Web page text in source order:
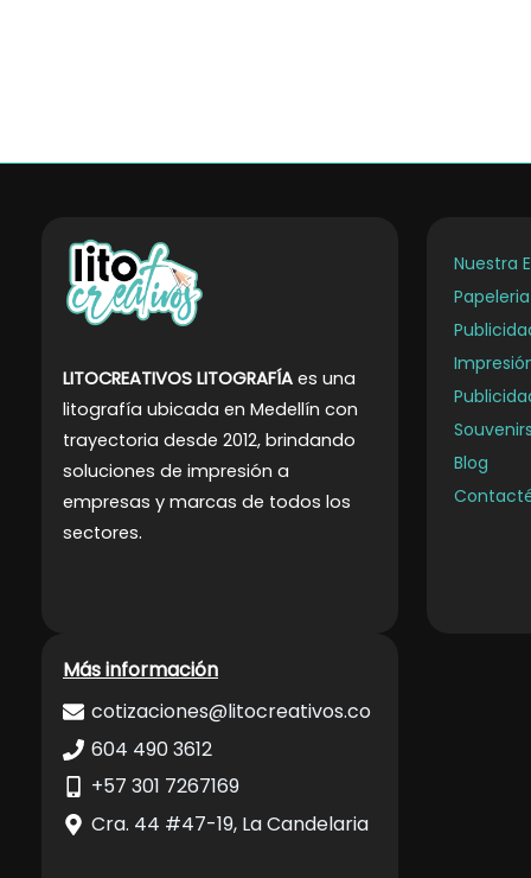
LITOCREATIVOS LITOGRAFÍA es una
litografía ubicada en Medellín con
trayectoria desde 2012, brindando
soluciones de impresión a
empresas y marcas de todos los
sectores.
Nuestra
Blog
Más información
cotizaciones@litocreativos.co
604 490 3612
+57 301 7267169
Cra. 44 #47-19, La Candelaria